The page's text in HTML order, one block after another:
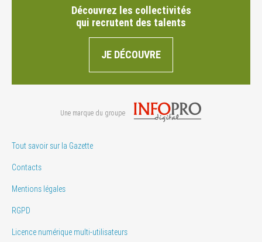
Découvrez les collectivités
qui recrutent des talents
JE DÉCOUVRE
Une marque du groupe
Tout savoir sur la Gazette
Contacts
Mentions légales
RGPD
Licence numérique multi-utilisateurs